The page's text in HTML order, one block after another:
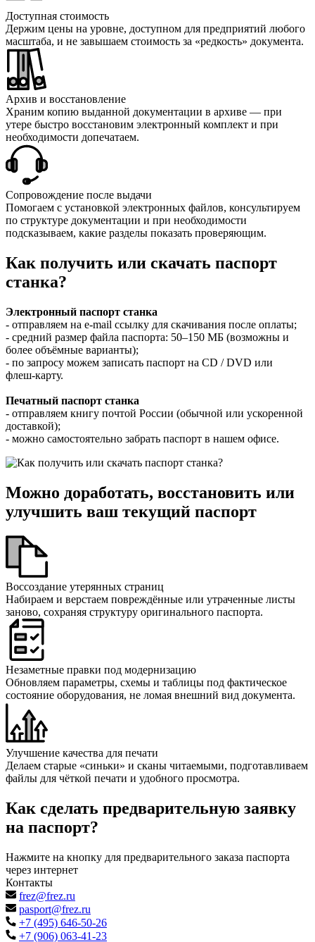
Доступная стоимость
Держим цены на уровне, доступном для предприятий любого
масштаба, и не завышаем стоимость за «редкость» документа.
Архив и восстановление
Храним копию выданной документации в архиве — при
утере быстро восстановим электронный комплект и при
необходимости допечатаем.
Сопровождение после выдачи
Помогаем с установкой электронных файлов, консультируем
по структуре документации и при необходимости
подсказываем, какие разделы показать проверяющим.
Как получить или скачать паспорт
станка?
Электронный паспорт станка
- отправляем на e‑mail ссылку для скачивания после оплаты;
- средний размер файла паспорта: 50–150 МБ (возможны и
более объёмные варианты);
- по запросу можем записать паспорт на CD / DVD или
флеш‑карту.
Печатный паспорт станка
- отправляем книгу почтой России (обычной или ускоренной
доставкой);
- можно самостоятельно забрать паспорт в нашем офисе.
Можно доработать, восстановить или
улучшить ваш текущий паспорт
Воссоздание утерянных страниц
Набираем и верстаем повреждённые или утраченные листы
заново, сохраняя структуру оригинального паспорта.
Незаметные правки под модернизацию
Обновляем параметры, схемы и таблицы под фактическое
состояние оборудования, не ломая внешний вид документа.
Улучшение качества для печати
Делаем старые «синьки» и сканы читаемыми, подготавливаем
файлы для чёткой печати и удобного просмотра.
Как сделать предварительную заявку
на паспорт?
Нажмите на кнопку для предварительного заказа паспорта
через интернет
Контакты
frez@frez.ru
pasport@frez.ru
+7 (495) 646-50-26
+7 (906) 063-41-23